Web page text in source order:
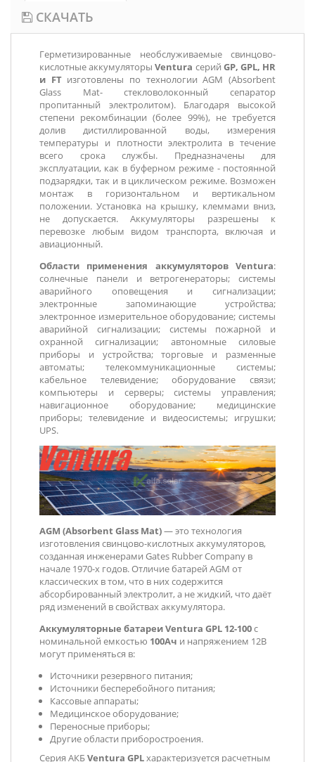
СКАЧАТЬ
Герметизированные необслуживаемые свинцово-
кислотные аккумуляторы Ventura серий GP, GPL, HR
и FTизготовлены по технологии AGM (Absorbent
Glass Mat- стекловолоконный сепаратор
пропитанный электролитом). Благодаря высокой
степени рекомбинации (более 99%), не требуется
долив дистиллированной воды, измерения
температуры и плотности электролита в течение
всего срока службы. Предназначены для
эксплуатации, как в буферном режиме - постоянной
подзарядки, так и в циклическом режиме. Возможен
монтаж в горизонтальном и вертикальном
положении. Установка на крышку, клеммами вниз,
не допускается. Аккумуляторы разрешены к
перевозке любым видом транспорта, включая и
авиационный.
Области применения аккумуляторов Ventura:
солнечные панели и ветрогенераторы; системы
аварийного оповещения и сигнализации;
электронные запоминающие устройства;
электронное измерительное оборудование; системы
аварийной сигнализации; системы пожарной и
охранной сигнализации; автономные силовые
приборы и устройства; торговые и разменные
автоматы; телекоммуникационные системы;
кабельное телевидение; оборудование связи;
компьютеры и серверы; системы управления;
навигационное оборудование; медицинские
приборы; телевидение и видеосистемы; игрушки;
UPS.
AGM (Absorbent Glass Mat)— это технология
изготовления свинцово-кислотных аккумуляторов,
созданная инженерами Gates Rubber Company в
начале 1970-х годов. Отличие батарей AGM от
классических в том, что в них содержится
абсорбированный электролит, а не жидкий, что даёт
ряд изменений в свойствах аккумулятора.
Аккумуляторные батареи Ventura GPL 12-100с
номинальной емкостью 100Ач и напряжением 12В
могут применяться в:
Источники резервного питания;
Источники бесперебойного питания;
Кассовые аппараты;
Медицинское оборудование;
Переносные приборы;
Другие области приборостроения.
Серия АКБVentura GPLхарактеризуется расчетным